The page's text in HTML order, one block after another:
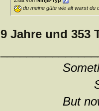
du meine güte wie alt warst du
9 Jahre und 353
But